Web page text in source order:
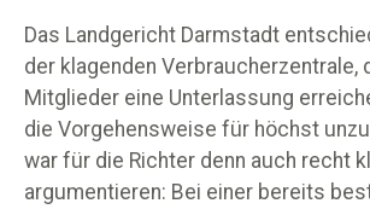
Das Landgericht Darmstadt
der klagenden Verbraucherzentrale,
Mitglieder eine Unterlassung
die Vorgehensweise für höchst
war für die Richter denn auch recht
argumentieren: Bei einer bereits